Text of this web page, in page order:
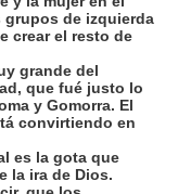
grupos de izquierda
crear el resto de
grande del
que fué justo lo
y Gomorra. El
convirtiendo en
es la gota que
la ira de Dios.